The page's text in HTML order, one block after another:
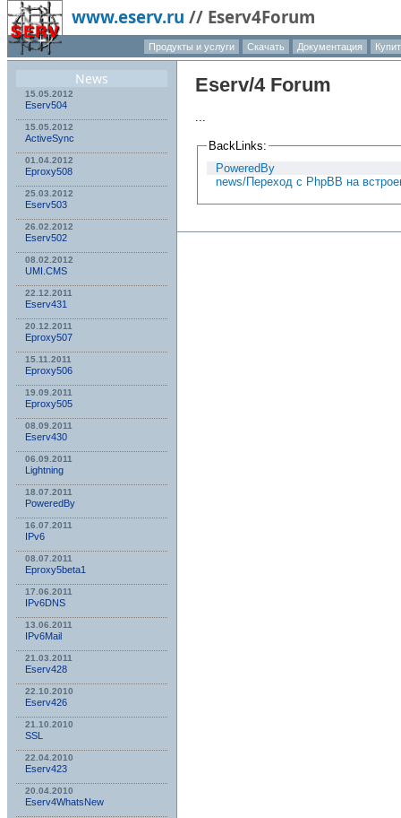
www.eserv.ru // Eserv4Forum
Продукты и услуги Скачать Документация
News
15.05.2012
Eserv504
15.05.2012
ActiveSync
01.04.2012
Eproxy508
25.03.2012
Eserv503
26.02.2012
Eserv502
08.02.2012
UMI.CMS
22.12.2011
Eserv431
20.12.2011
Eproxy507
15.11.2011
Eproxy506
19.09.2011
Eproxy505
08.09.2011
Eserv430
06.09.2011
Lightning
18.07.2011
PoweredBy
16.07.2011
IPv6
08.07.2011
Eproxy5beta1
17.06.2011
IPv6DNS
13.06.2011
IPv6Mail
21.03.2011
Eserv428
22.10.2010
Eserv426
21.10.2010
SSL
22.04.2010
Eserv423
20.04.2010
Eserv4WhatsNew
Eserv/4 Forum
BackLinks:
PoweredBy
news/Переход с PhpBB на